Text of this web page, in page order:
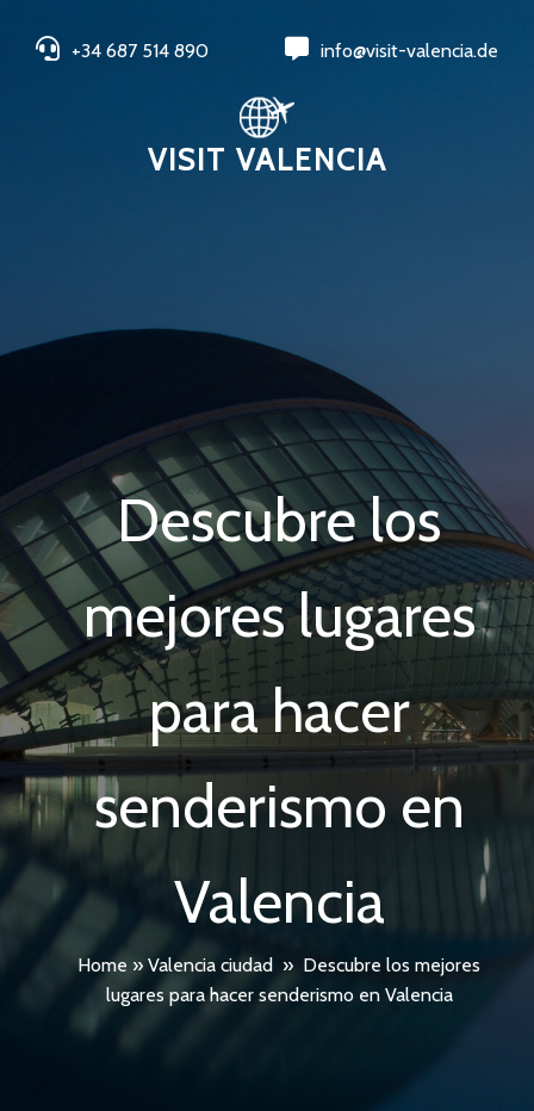
+34 687 514 890 info@visit-valencia.de
VISIT VALENCIA
Descubre los
mejores lugares
para hacer
senderismo en
Valencia
Home » Valencia ciudad » Descubre los mejores
lugares para hacer senderismo en Valencia